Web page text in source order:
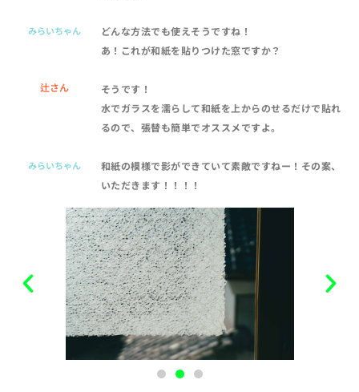
みらいちゃん
どんな方法でも使えそうですね！
あ！これが和紙を貼りつけた窓ですか？
辻さん
そうです！
水でガラスを濡らして和紙を上からのせるだけで貼れ
るので、張替も簡単でオススメですよ。
みらいちゃん
和紙の模様で影ができていて素敵ですねー！その案、
いただきます！！！！